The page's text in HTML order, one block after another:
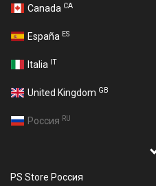
Canada CA
España ES
Italia IT
United Kingdom GB
Россия RU
PS Store Россия